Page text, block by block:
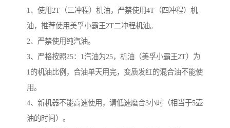
1、使用2T（二冲程）机油，严禁使用4T（四冲程）机
油，推荐使用美孚小霸王2T二冲程机油。
2、严禁使用纯汽油。
3、严格按照25：1汽油为25，机油（美孚小霸王2T）为
1的机油比例，合油单天用完，变质发红的混合油不能使
用。
4、新机器不能高速使用，请低速磨合3小时（相当于5壶
油的时间）。